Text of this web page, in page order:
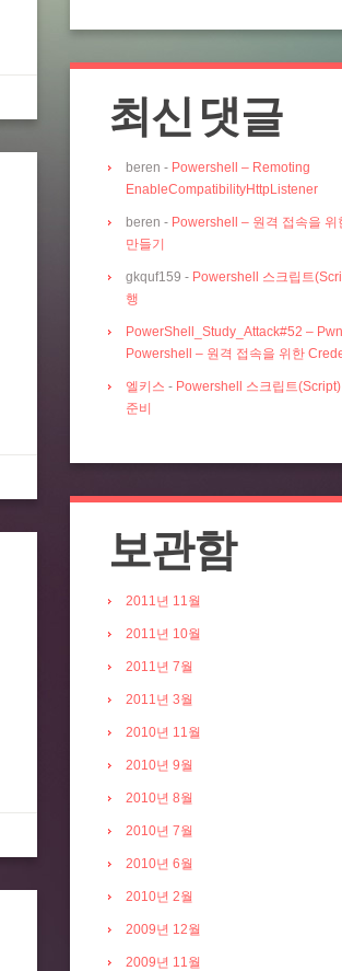
최신 댓글
beren - Powershell – Remoting
EnableCompatibilityHttpListener
beren - Powershell – 원격 접속을 위
만들기
gkquf159 - Powershell 스크립트
행
PowerShell_Study_Attack#52 –
Powershell – 원격 접속을 위한
엘키스 - Powershell 스크립트
준비
보관함
2011년 11월
2011년 10월
2011년 7월
2011년 3월
2010년 11월
2010년 9월
2010년 8월
2010년 7월
2010년 6월
2010년 2월
2009년 12월
2009년 11월